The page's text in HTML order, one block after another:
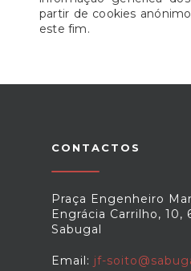
partir de cookies
este fim.
CONTACTOS
Praça Engenheiro
Engrácia Carrilho, 10,
Sabugal
Email: jf-